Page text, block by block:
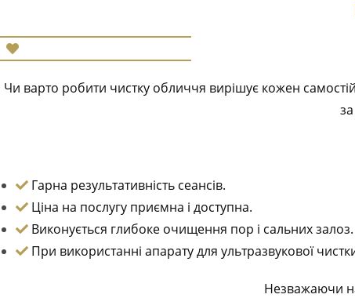
Чи варто робити чистку обличчя вирішує кожен
Гарна результативність сеансів.
Ціна на послугу приємна і доступна.
Виконується глибоке очищення пор і сальних залоз.
При використанні апарату для ультразвукової
Незважаючи